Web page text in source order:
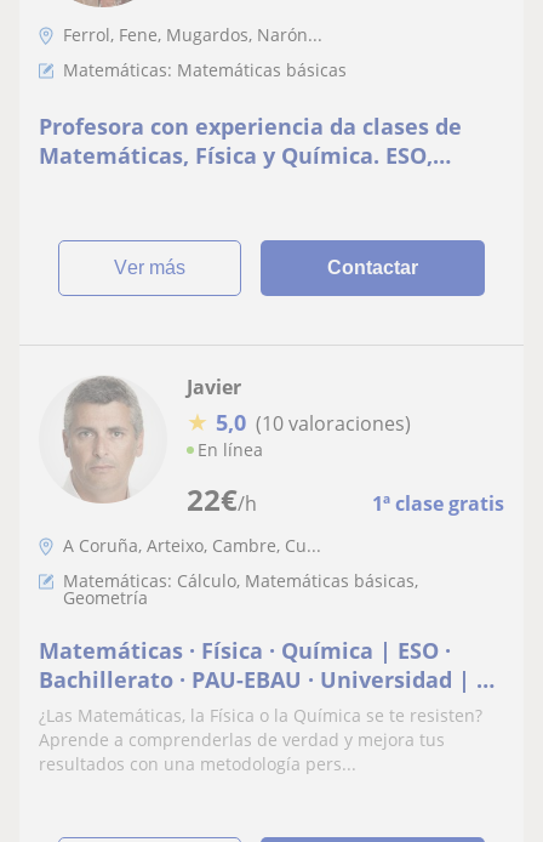
Ferrol, Fene, Mugardos, Narón...
Matemáticas: Matemáticas básicas
Profesora con experiencia da clases de
Matemáticas, Física y Química. ESO,
ver más Contactar
22€/h 1ª clase gratis
Javier
★ 5,0 (10 valoraciones)
En línea
A Coruña, Arteixo, Cambre, Cu...
Matemáticas: Cálculo, Matemáticas básicas,
Geometría
Matemáticas · Física · Química | ESO ·
Bachillerato · PAU-EBAU · Universidad | A
Coruña · Santiago · Ferrol · Lugo · Ourense
· Pontevedra · Vigo |TODA GALICIA
¿Las Matemáticas, la Física o la Química se te resisten?
Aprende a comprenderlas de verdad y mejora tus
resultados con una metodología pers...